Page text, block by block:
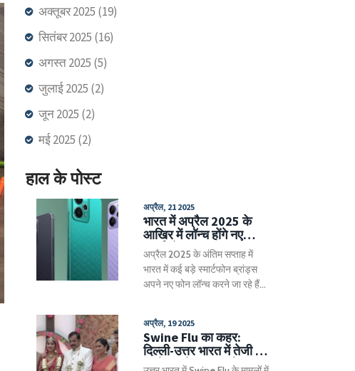
अक्तूबर 2025 (19)
सितंबर 2025 (16)
अगस्त 2025 (5)
जुलाई 2025 (2)
जून 2025 (2)
मई 2025 (2)
हाल के पोस्ट
अप्रैल, 21 2025
भारत में अप्रैल 2025 के
आखिर में लॉन्च होंगे नए
स्मार्टफोन्स: CMF Phone 2
Pro, Vivo T4 5G,
Motorola Razr 60
Ultra और अन्य डिवाइस
अप्रैल 2025 के अंतिम सप्ताह में
भारत में कई बड़े स्मार्टफोन ब्रांड्स
अपने नए फोन लॉन्च करने जा रहे हैं।
इन फोन्स में लेटेस्ट प्रोसेसर, दमदार
कैमरा और शानदार डिस्प्ले फीचर्स
देखने को मिलेंगे।
अप्रैल, 19 2025
Swine Flu का कहर:
दिल्ली-उत्तर भारत में तेजी से
बढ़ते मामले, लक्षण और बचाव